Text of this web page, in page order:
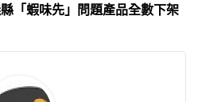
「蝦味先」問題產品全數下架